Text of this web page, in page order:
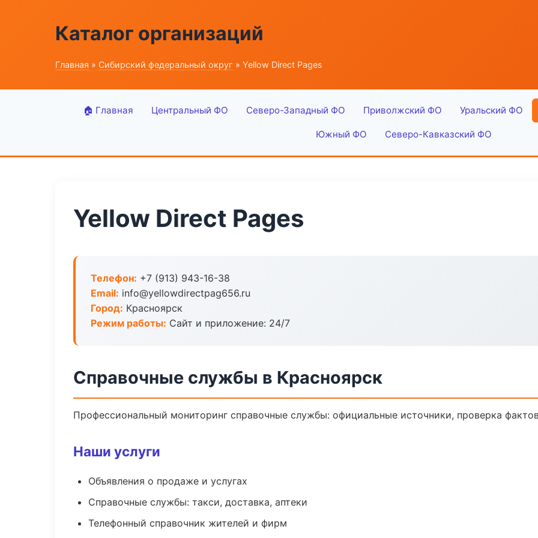
Каталог организаций
Главная » Сибирский федеральный округ » Yellow Direct Pages
🏠 Главная Центральный ФО Северо-Западный ФО Приволжский ФО Уральский ФО
Южный ФО Северо-Кавказский ФО
Yellow Direct Pages
Телефон: +7 (913) 943-16-38
Email: info@yellowdirectpag656.ru
Город: Красноярск
Режим работы: Сайт и приложение: 24/7
Справочные службы в Красноярск
Профессиональный мониторинг справочные службы: официальные источники, проверка
Наши услуги
Объявления о продаже и услугах
Справочные службы: такси, доставка, аптеки
Телефонный справочник жителей и фирм